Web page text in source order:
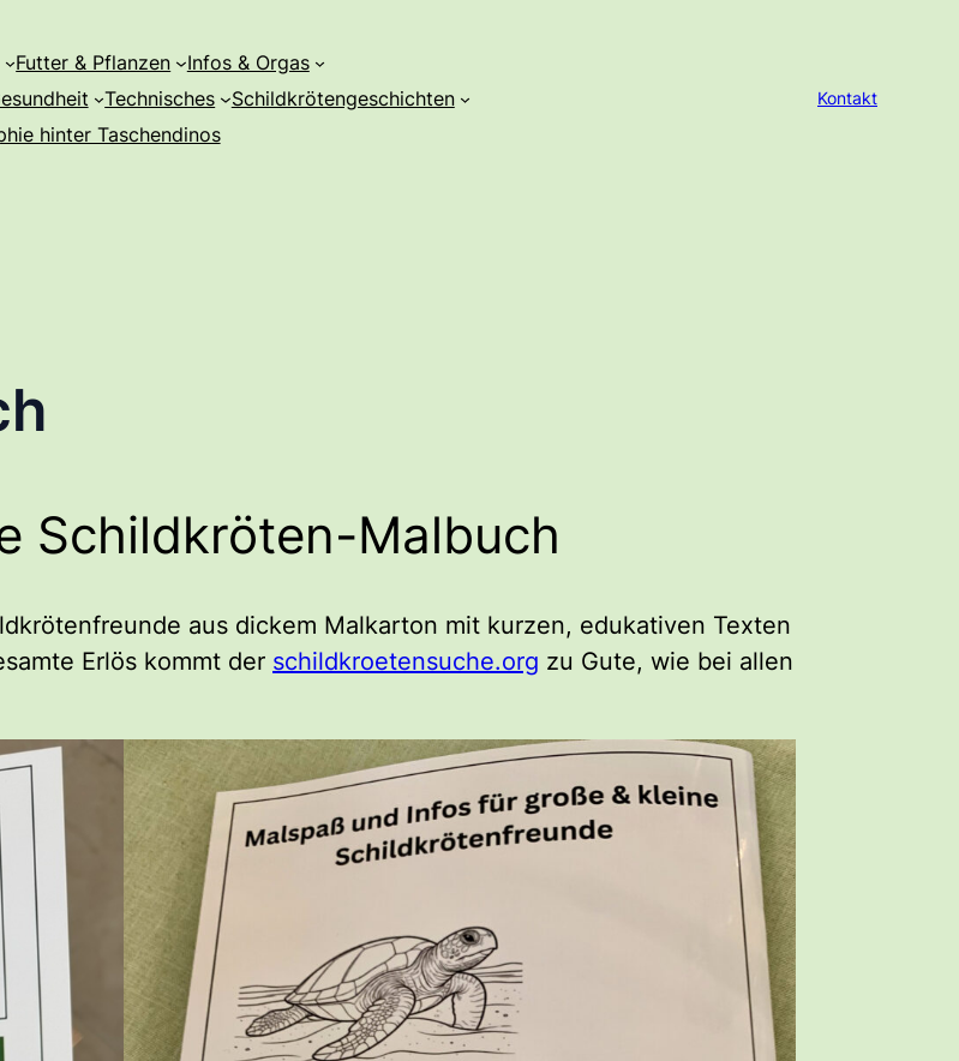
Futter & Pflanzen
Infos & Orgas
Technisches
Schildkrötengeschichten
hinter Taschendinos
Kontakt
Schildkröten-Malbuch
aus dickem Malkarton mit kurzen, edukativen Texten
Erlös kommt der schildkroetensuche.org zu Gute, wie bei allen